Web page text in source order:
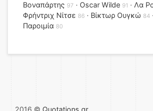
Βοναπάρτης 97 Oscar Wilde 91 Λα
Φρήντριχ Νίτσε 86 Βίκτωρ Ουγκώ 84
Παροιμία 80
2016 © Quotations.gr